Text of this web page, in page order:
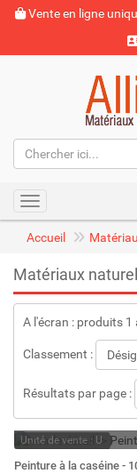
Vente en ligne
Toggle navigation
Accueil
Matériaux
A l'écran : produits 1
Classement :
Résultats par page :
Unité de vente : U
En stock
Peinture à la caséine -